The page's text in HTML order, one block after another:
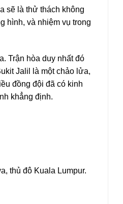
sẽ là thử thách không
hình, và nhiệm vụ trong
Trận hòa duy nhất đó
Jalil là một chảo lửa,
đồng đội đã có kinh
khẳng định.